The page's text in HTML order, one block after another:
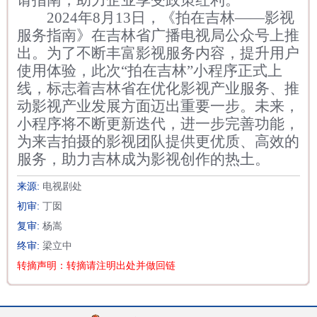
2024年8月13日，《拍在吉林——影视
服务指南》在吉林省广播电视局公众号上推
出。为了不断丰富影视服务内容，提升用户
使用体验，此次“拍在吉林”小程序正式上
线，标志着吉林省在优化影视产业服务、推
动影视产业发展方面迈出重要一步。未来，
小程序将不断更新迭代，进一步完善功能，
为来吉拍摄的影视团队提供更优质、高效的
服务，助力吉林成为影视创作的热土。
来源: 电视剧处
初审: 丁囡
复审: 杨嵩
终审: 梁立中
转摘声明：转摘请注明出处并做回链